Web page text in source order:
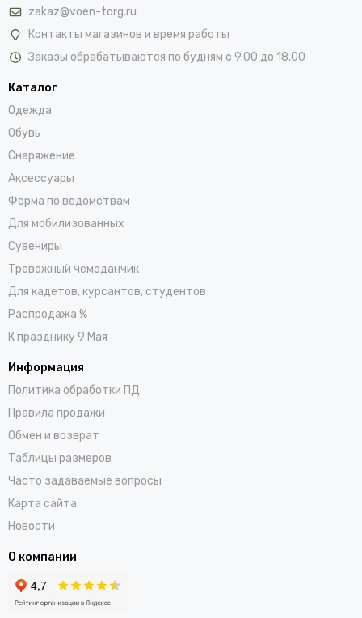
zakaz@voen-torg.ru
Контакты магазинов и время работы
Заказы обрабатываются по будням с 9.00 до 18.00
Каталог
Одежда
Обувь
Снаряжение
Аксессуары
Форма по ведомствам
Для мобилизованных
Сувениры
Тревожный чемоданчик
Для кадетов, курсантов, студентов
Распродажа %
К празднику 9 Мая
Информация
Политика обработки ПД
Правила продажи
Обмен и возврат
Таблицы размеров
Часто задаваемые вопросы
Карта сайта
Новости
О компании